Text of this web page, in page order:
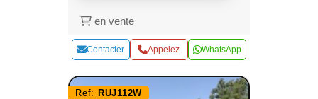
en vente
Contacter Appelez WhatsApp
Ref: RUJ112W